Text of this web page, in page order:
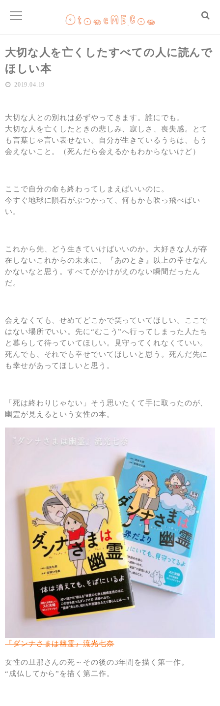
大切な人を亡くしたすべての人に読んで
ほしい本
2019.04.19
大切な人との別れは必ずやってきます。誰にでも。
大切な人を亡くしたときの悲しみ、寂しさ、喪失感。とて
も言葉じゃ言い表せない。自分が生きているうちは、もう
会えないこと。（死んだら会えるかもわからないけど）
ここで自分の命も終わってしまえばいいのに。
今すぐ地球に隕石がぶつかって、何もかも吹っ飛べばい
い。
これから先、どう生きていけばいいのか。大好きな人が存
在しないこれからの未来に、『あのとき』以上の幸せなん
かないなと思う。すべてがかけがえのない瞬間だったん
だ。
会えなくても、せめてどこかで笑っていてほしい。ここで
はない場所でいい。先に“むこう”へ行ってしまった人たち
と暮らして待っていてほしい。見守ってくれなくていい。
死んでも、それでも幸せでいてほしいと思う。死んだ先に
も幸せがあってほしいと思う。
「死は終わりじゃない」そう思いたくて手に取ったのが、
幽霊が見えるという女性の本。
『ダンナさまは幽霊』流光七奈
女性の旦那さんの死～その後の3年間を描く第一作。
“成仏してから”を描く第二作。